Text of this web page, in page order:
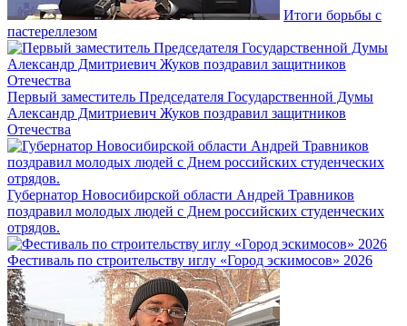
Итоги борьбы с
пастереллезом
Первый заместитель Председателя Государственной Думы
Александр Дмитриевич Жуков поздравил защитников
Отечества
Губернатор Новосибирской области Андрей Травников
поздравил молодых людей с Днем российских студенческих
отрядов.
Фестиваль по строительству иглу «Город эскимосов» 2026